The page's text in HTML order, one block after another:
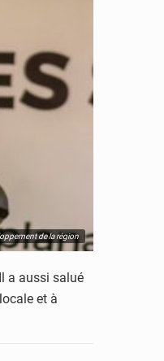
de la région
a aussi salué
et à